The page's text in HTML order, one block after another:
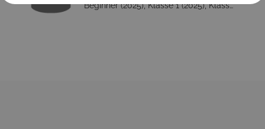
Beginner (2025), Klasse 1 (2025), Klasse 2 (2025), Klasse 3 (2025), Senioren (2025)